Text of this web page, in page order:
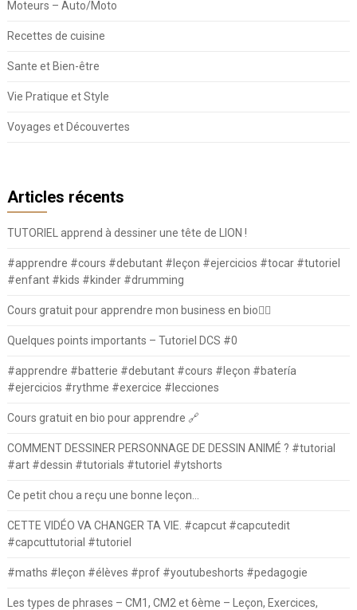
Moteurs – Auto/Moto
Recettes de cuisine
Sante et Bien-être
Vie Pratique et Style
Voyages et Découvertes
Articles récents
TUTORIEL apprend à dessiner une tête de LION !
#apprendre #cours #debutant #leçon #ejercicios #tocar #tutoriel
#enfant #kids #kinder #drumming
Cours gratuit pour apprendre mon business en bio⛓️‍💥
Quelques points importants – Tutoriel DCS #0
#apprendre #batterie #debutant #cours #leçon #batería
#ejercicios #rythme #exercice #lecciones
Cours gratuit en bio pour apprendre 🔗
COMMENT DESSINER PERSONNAGE DE DESSIN ANIMÉ ? #tutorial
#art #dessin #tutorials #tutoriel #ytshorts
Ce petit chou a reçu une bonne leçon…
CETTE VIDÉO VA CHANGER TA VIE. #capcut #capcutedit
#capcuttutorial #tutoriel
#maths #leçon #élèves #prof #youtubeshorts #pedagogie
Les types de phrases – CM1, CM2 et 6ème – Leçon, Exercices,